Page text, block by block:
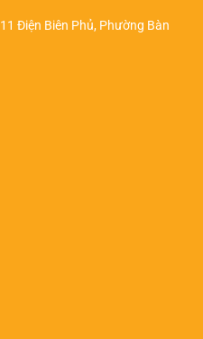
Điện Biên Phủ, Phường Bàn